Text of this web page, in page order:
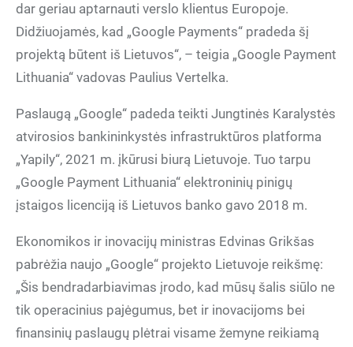
dar geriau aptarnauti verslo klientus Europoje.
Didžiuojamės, kad „Google Payments“ pradeda šį
projektą būtent iš Lietuvos“, – teigia „Google Payment
Lithuania“ vadovas Paulius Vertelka.
Paslaugą „Google“ padeda teikti Jungtinės Karalystės
atvirosios bankininkystės infrastruktūros platforma
„Yapily“, 2021 m. įkūrusi biurą Lietuvoje. Tuo tarpu
„Google Payment Lithuania“ elektroninių pinigų
įstaigos licenciją iš Lietuvos banko gavo 2018 m.
Ekonomikos ir inovacijų ministras Edvinas Grikšas
pabrėžia naujo „Google“ projekto Lietuvoje reikšmę:
„Šis bendradarbiavimas įrodo, kad mūsų šalis siūlo ne
tik operacinius pajėgumus, bet ir inovacijoms bei
finansinių paslaugų plėtrai visame žemyne reikiamą